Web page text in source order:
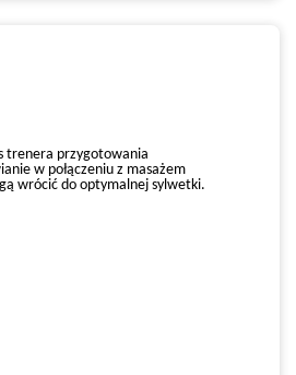
trenera przygotowania
w połączeniu z masażem
wrócić do optymalnej sylwetki.